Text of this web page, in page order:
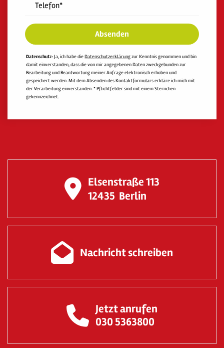
Telefon*
Absenden
Datenschutz: Ja, ich habe die Datenschutzerklärungzur Kenntnis genommen und bin
damit einverstanden, dass die von mir angegebenen Daten zweckgebunden zur
Bearbeitung und Beantwortung meiner Anfrage elektronisch erhoben und
gespeichert werden. Mit dem Absenden des Kontaktformulars erkläre ich mich mit
der Verarbeitung einverstanden. * Pflichtfelder sind mit einem Sternchen
gekennzeichnet.
Elsenstraße 113
12435 Berlin
Nachricht schreiben
Jetzt anrufen
030 5363800